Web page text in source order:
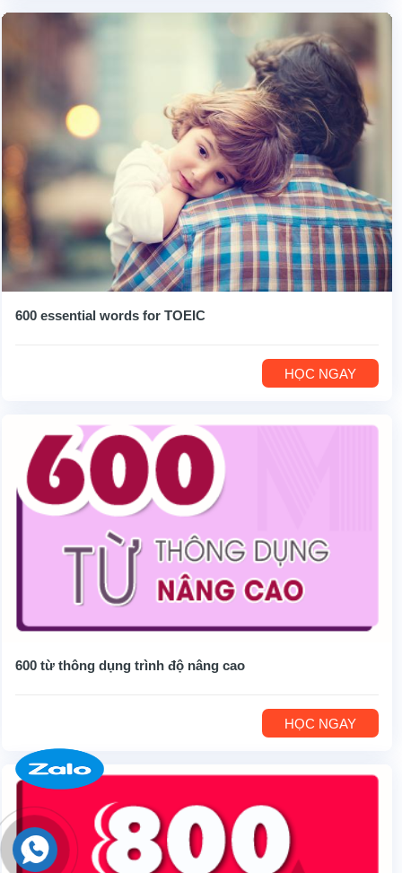
600 essential words for TOEIC
HỌC NGAY
600 từ thông dụng trình độ nâng cao
HỌC NGAY